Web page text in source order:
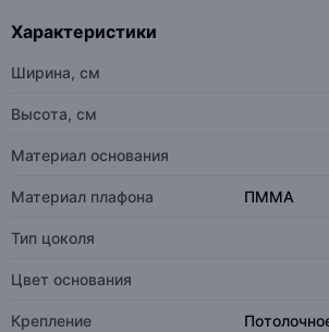
Характеристики
Ширина, см
Высота, см
Материал основания
Материал плафона ПММА
Тип цоколя
Цвет основания
Крепление